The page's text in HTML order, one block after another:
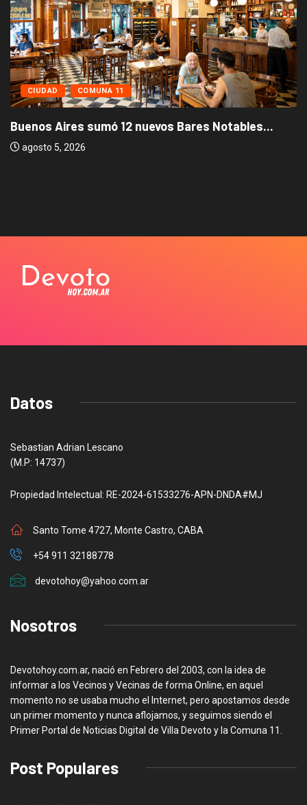
CIUDAD COMUNA 11
Buenos Aires sumó 12 nuevos Bares Notables...
agosto 5, 2026
Datos
Sebastian Adrian Lescano
(M.P: 14737)
Propiedad Intelectual: RE-2024-61533276-APN-DNDA#MJ
Santo Tome 4727, Monte Castro, CABA
+54 911 32188778
devotohoy@yahoo.com.ar
Nosotros
Devotohoy.com.ar, nació en Febrero del 2003, con la idea de
informar a los Vecinos y Vecinas de forma Online, en aquel
momento no se usaba mucho el Internet, pero apostamos desde
un primer momento y nunca aflojamos, y seguimos siendo el
Primer Portal de Noticias Digital de Villa Devoto y la Comuna 11.
Post Populares